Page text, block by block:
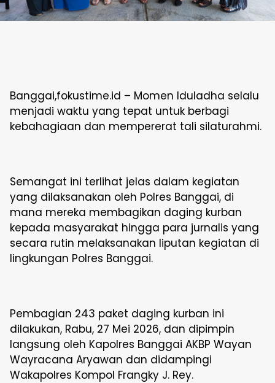
Banggai,fokustime.id – Momen Iduladha selalu
menjadi waktu yang tepat untuk berbagi
kebahagiaan dan mempererat tali silaturahmi.
Semangat ini terlihat jelas dalam kegiatan
yang dilaksanakan oleh Polres Banggai, di
mana mereka membagikan daging kurban
kepada masyarakat hingga para jurnalis yang
secara rutin melaksanakan liputan kegiatan di
lingkungan Polres Banggai.
Pembagian 243 paket daging kurban ini
dilakukan, Rabu, 27 Mei 2026, dan dipimpin
langsung oleh Kapolres Banggai AKBP Wayan
Wayracana Aryawan dan didampingi
Wakapolres Kompol Frangky J. Rey.